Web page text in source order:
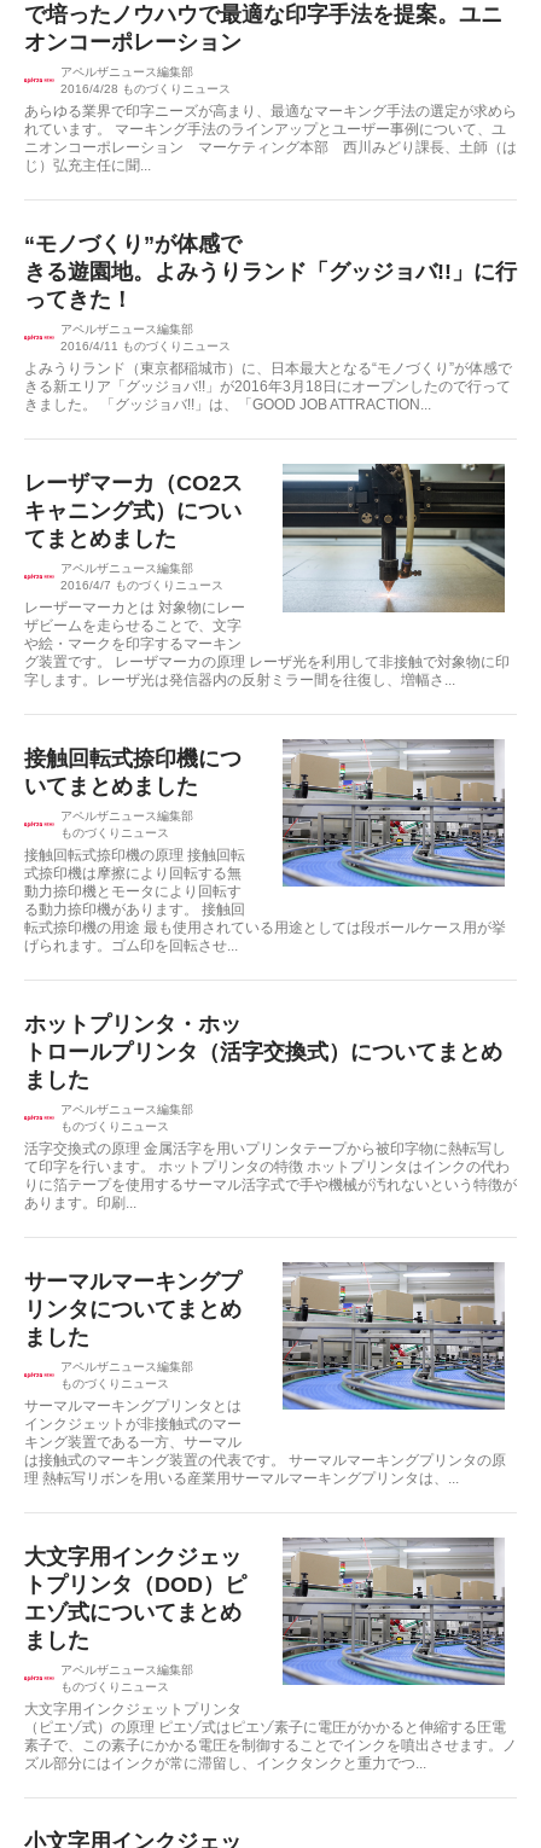
で培ったノウハウで最適な印字手法を提案。ユニ
オンコーポレーション
アペルザニュース編集部
2016/4/28 ものづくりニュース
あらゆる業界で印字ニーズが高まり、最適なマーキング手法の選定が求めら
れています。 マーキング手法のラインアップとユーザー事例について、ユ
ニオンコーポレーション マーケティング本部 西川みどり課長、土師（は
じ）弘充主任に聞...
“モノづくり”が体感で
きる遊園地。よみうりランド「グッジョバ!!」に行
ってきた！
アペルザニュース編集部
2016/4/11
ものづくりニュース
よみうりランド（東京都稲城市）に、日本最大となる“モノづくり”が体感で
きる新エリア「グッジョバ!!」が2016年3月18日にオープンしたので行って
きました。 「グッジョバ!!」は、「GOOD JOB ATTRACTION...
レーザマーカ（CO2ス
キャニング式）につい
てまとめました
アペルザニュース編集部
2016/4/7 ものづくりニュース
レーザーマーカとは 対象物にレー
ザビームを走らせることで、文字
や絵・マークを印字するマーキン
グ装置です。 レーザマーカの原理 レーザ光を利用して非接触で対象物に印
字します。レーザ光は発信器内の反射ミラー間を往復し、増幅さ...
接触回転式捺印機につ
いてまとめました
アペルザニュース編集部
ものづくりニュース
接触回転式捺印機の原理 接触回転
式捺印機は摩擦により回転する無
動力捺印機とモータにより回転す
る動力捺印機があります。 接触回
転式捺印機の用途 最も使用されている用途としては段ボールケース用が挙
げられます。ゴム印を回転させ...
ホットプリンタ・ホッ
トロールプリンタ（活字交換式）についてまとめ
ました
アペルザニュース編集部
ものづくりニュース
活字交換式の原理 金属活字を用いプリンタテープから被印字物に熱転写し
て印字を行います。 ホットプリンタの特徴 ホットプリンタはインクの代わ
りに箔テープを使用するサーマル活字式で手や機械が汚れないという特徴が
あります。印刷...
サーマルマーキングプ
リンタについてまとめ
ました
アペルザニュース編集部
ものづくりニュース
サーマルマーキングプリンタとは
インクジェットが非接触式のマー
キング装置である一方、サーマル
は接触式のマーキング装置の代表です。 サーマルマーキングプリンタの原
理 熱転写リボンを用いる産業用サーマルマーキングプリンタは、...
大文字用インクジェッ
トプリンタ（DOD）ピ
エゾ式についてまとめ
ました
アペルザニュース編集部
ものづくりニュース
大文字用インクジェットプリンタ
（ピエゾ式）の原理 ピエゾ式はピエゾ素子に電圧がかかると伸縮する圧電
素子で、この素子にかかる電圧を制御することでインクを噴出させます。ノ
ズル部分にはインクが常に滞留し、インクタンクと重力でつ...
小文字用インクジェッ